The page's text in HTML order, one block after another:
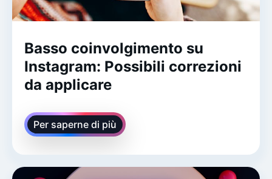
Basso coinvolgimento su
Instagram: Possibili correzioni
da applicare
Per saperne di più